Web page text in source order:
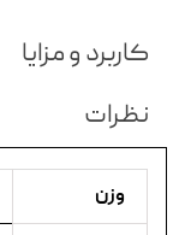
کاربرد و مزایا
نظرات
وزن